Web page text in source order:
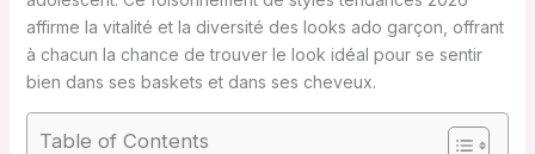
affirme la vitalité et la diversité des looks ado garçon, offrant
à chacun la chance de trouver le look idéal pour se sentir
bien dans ses baskets et dans ses cheveux.
Table of Contents